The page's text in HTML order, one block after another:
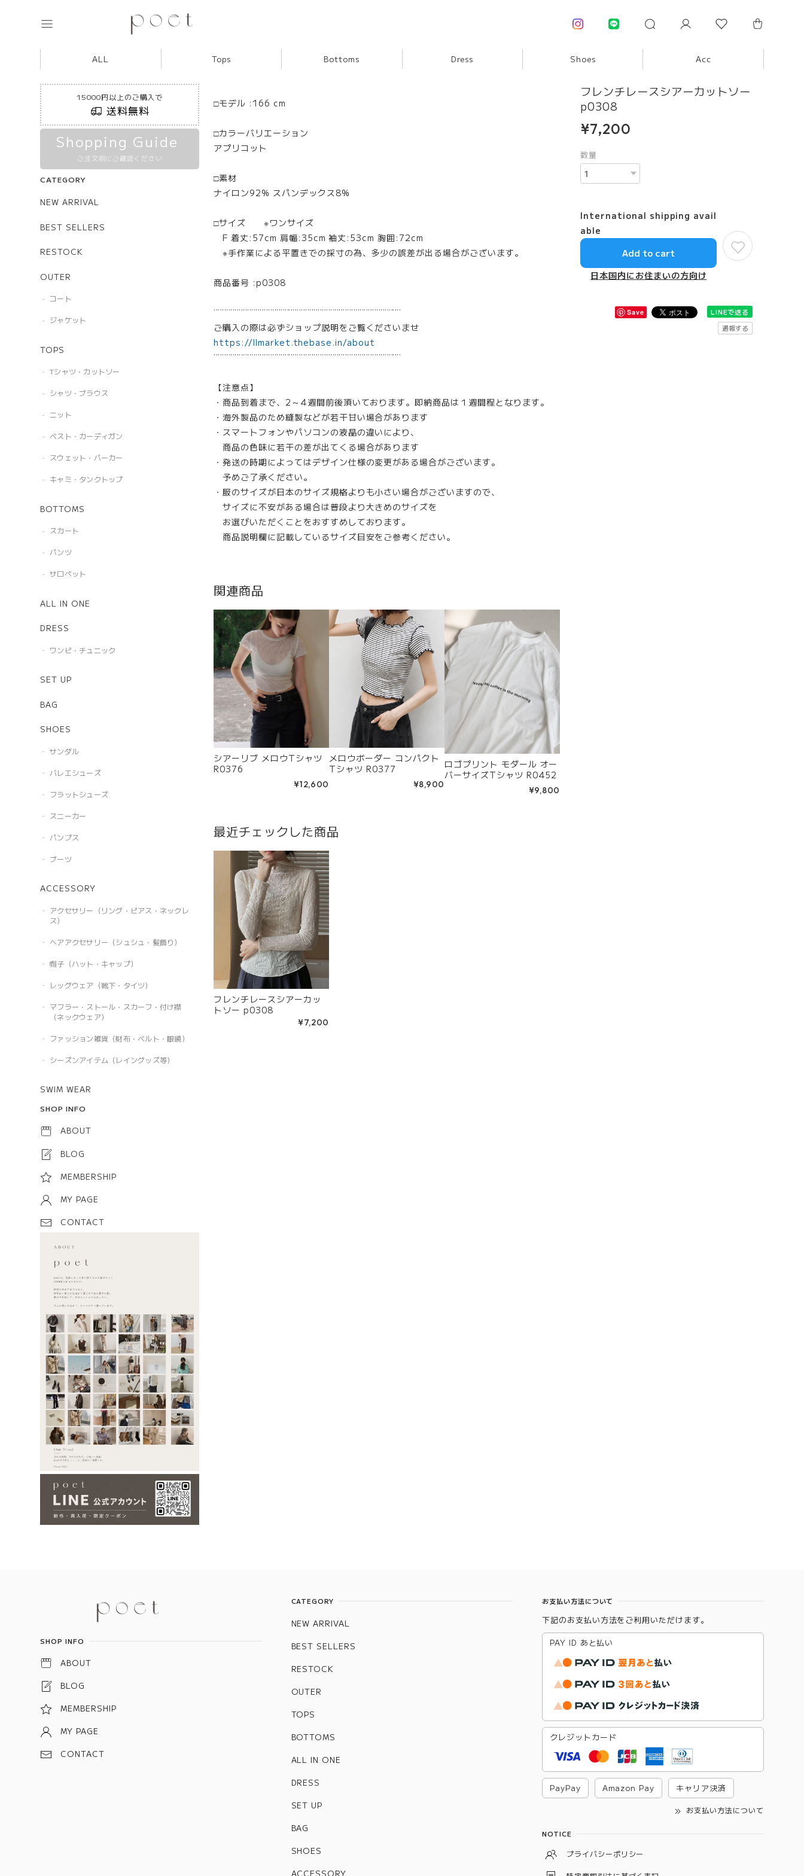
ALL Tops Bottoms Dress Shoes Acc
15000円以上のご購入で
送料無料
Shopping Guide
ご注文前にご確認ください
CATEGORY
NEW ARRIVAL
BEST SELLERS
RESTOCK
OUTER
コート
ジャケット
TOPS
Tシャツ・カットソー
シャツ・ブラウス
ニット
ベスト・カーディガン
スウェット・パーカー
キャミ・タンクトップ
BOTTOMS
スカート
パンツ
サロペット
ALL IN ONE
DRESS
ワンピ・チュニック
SET UP
BAG
SHOES
サンダル
バレエシューズ
フラットシューズ
スニーカー
パンプス
ブーツ
ACCESSORY
アクセサリー（リング・ピアス・ネックレ
ス）
ヘアアクセサリー（シュシュ・髪飾り）
帽子（ハット・キャップ）
レッグウェア（靴下・タイツ）
マフラー・ストール・スカーフ・付け襟
（ネックウェア）
ファッション雑貨（財布・ベルト・眼鏡）
シーズンアイテム（レイングッズ等）
SWIM WEAR
SHOP INFO
ABOUT
BLOG
MEMBERSHIP
MY PAGE
CONTACT
□モデル :166 cm
□カラーバリエーション
アプリコット
□素材
ナイロン92% スパンデックス8%
□サイズ ※ワンサイズ
F 着丈:57cm 肩幅:35cm 袖丈:53cm 胸囲:72cm
※手作業による平置きでの採寸の為、多少の誤差が出る場合がございます。
商品番号 :p0308
¨¨¨¨¨¨¨¨¨¨¨¨¨¨¨¨¨¨¨¨¨¨¨¨¨¨¨¨¨¨¨¨¨¨¨¨¨¨¨¨¨¨¨¨¨
ご購入の際は必ずショップ説明をご覧くださいませ
https://llmarket.thebase.in/about
¨¨¨¨¨¨¨¨¨¨¨¨¨¨¨¨¨¨¨¨¨¨¨¨¨¨¨¨¨¨¨¨¨¨¨¨¨¨¨¨¨¨¨¨¨
【注意点】
・商品到着まで、2～4週間前後頂いております。即納商品は１週間程となります。
・海外製品のため縫製などが若干甘い場合があります
・スマートフォンやパソコンの液晶の違いにより、
商品の色味に若干の差が出てくる場合があります
・発送の時期によってはデザイン仕様の変更がある場合がございます。
予めご了承ください。
・服のサイズが日本のサイズ規格よりも小さい場合がございますので、
サイズに不安がある場合は普段より大きめのサイズを
お選びいただくことをおすすめしております。
商品説明欄に記載しているサイズ目安をご参考ください。
フレンチレースシアーカットソー
p0308
¥7,200
数量
International shipping avail
able
Add to cart
日本国内にお住まいの方向け
Save
LINEで送る
通報する
関連商品
シアーリブ メロウTシャツ
R0376
¥12,600
メロウボーダー コンパクト
Tシャツ R0377
¥8,900
ロゴプリント モダール オー
バーサイズTシャツ R0452
¥9,800
最近チェックした商品
フレンチレースシアーカッ
トソー p0308
¥7,200
Information
SHOP INFO
ABOUT
BLOG
MEMBERSHIP
MY PAGE
CONTACT
CATEGORY
NEW ARRIVAL
BEST SELLERS
RESTOCK
OUTER
TOPS
BOTTOMS
ALL IN ONE
DRESS
SET UP
BAG
SHOES
ACCESSORY
お支払い方法について
下記のお支払い方法をご利用いただけます。
PAY ID あと払い
クレジットカード
PayPay Amazon Pay キャリア決済
お支払い方法について
NOTICE
プライバシーポリシー